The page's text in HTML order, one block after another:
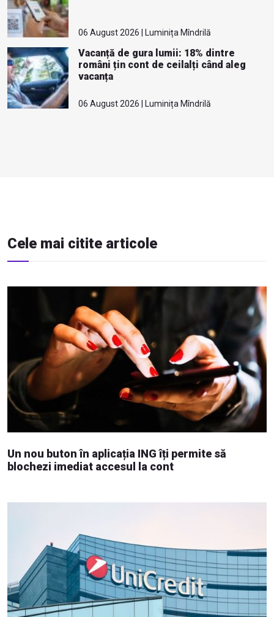
06 August 2026 | Luminița Mîndrilă
Vacanță de gura lumii: 18% dintre
români țin cont de ceilalți când aleg
vacanța
06 August 2026 | Luminița Mîndrilă
Cele mai citite articole
Un nou buton în aplicația ING îți permite să
blochezi imediat accesul la cont